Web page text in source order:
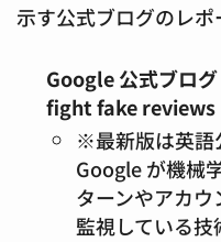
示す公式ブログのレポ
Google 公式ブロ
fight fake reviews
※最新版は英語
Google が機械
ターンやアカ
監視している技